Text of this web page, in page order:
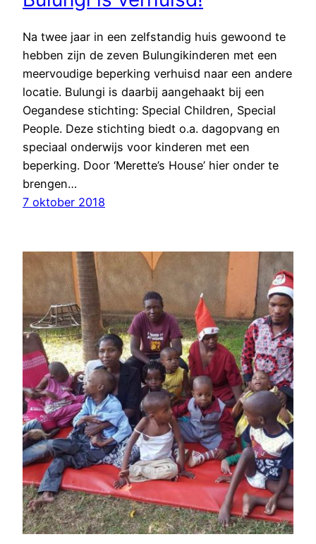
Na twee jaar in een zelfstandig huis gewoond te
hebben zijn de zeven Bulungikinderen met een
meervoudige beperking verhuisd naar een andere
locatie. Bulungi is daarbij aangehaakt bij een
Oegandese stichting: Special Children, Special
People. Deze stichting biedt o.a. dagopvang en
speciaal onderwijs voor kinderen met een
beperking. Door ‘Merette’s House’ hier onder te
brengen…
7 oktober 2018